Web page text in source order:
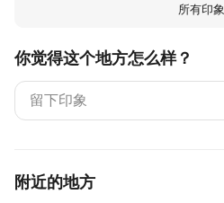
所有印象
你觉得这个地方怎么样？
附近的地方